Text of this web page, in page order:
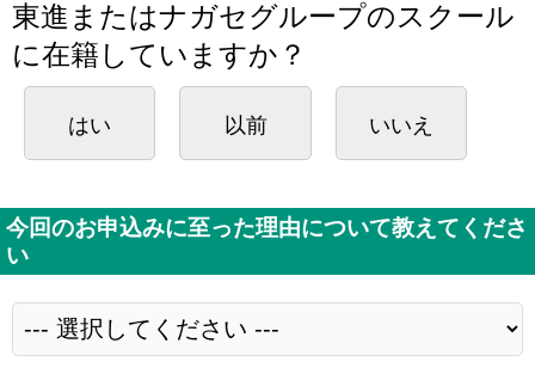
東進またはナガセグループのスクール
に在籍していますか？
はい 以前 いいえ
今回のお申込みに至った理由について教えてくださ
い